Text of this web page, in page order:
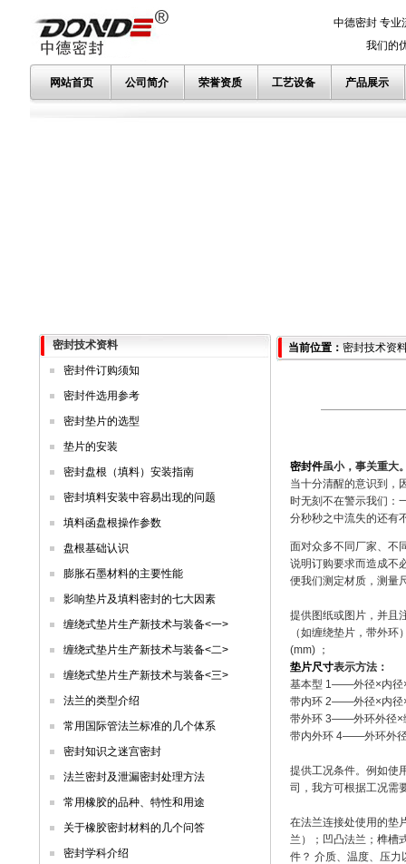
中德密封 专业
我们的优势
网站首页 公司简介 荣誉资质 工艺设备 产品展示
密封技术资料
密封件订购须知
密封件选用参考
密封垫片的选型
垫片的安装
密封盘根（填料）安装指南
密封填料安装中容易出现的问题
填料函盘根操作参数
盘根基础认识
膨胀石墨材料的主要性能
影响垫片及填料密封的七大因素
缠绕式垫片生产新技术与装备<一>
缠绕式垫片生产新技术与装备<二>
缠绕式垫片生产新技术与装备<三>
法兰的类型介绍
常用国际管法兰标准的几个体系
密封知识之迷宫密封
法兰密封及泄漏密封处理方法
常用橡胶的品种、特性和用途
关于橡胶密封材料的几个问答
密封学科介绍
当前位置： 密封技术资
密封件虽小，事关重大
当十分清醒的意识到，
时无刻不在警示我们：
分秒秒之中流失的还有
面对众多不同厂家、不
说明订购要求而造成不
便我们测定材质，测量
提供图纸或图片，并且
（如缠绕垫片，带外
(mm) ；
垫片尺寸表示方法：
基本型 1——外径×内径
带内环 2——外径×内径
带外环 3——外环外径×
带内外环 4——外环外
提供工况条件。例如使
司，我方可根据工况需
在法兰连接处使用的垫
兰）；凹凸法兰；榫槽
件？ 介质、温度、压